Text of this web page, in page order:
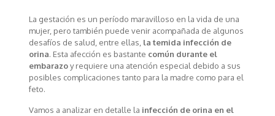
La gestación es un período maravilloso en la vida de una
mujer, pero también puede venir acompañada de algunos
desafíos de salud, entre ellas, la temida infección de
orina. Esta afección es bastante común durante el
embarazoy requiere una atención especial debido a sus
posibles complicaciones tanto para la madre como para el
feto.
Vamos a analizar en detalle la infección de orina en el